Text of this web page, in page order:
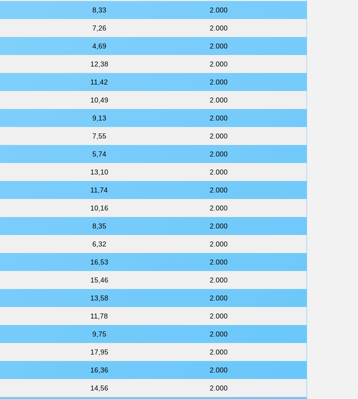
8,33 2.000
7,26 2.000
4,69 2.000
12,38 2.000
11,42 2.000
10,49 2.000
9,13 2.000
7,55 2.000
5,74 2.000
13,10 2.000
11,74 2.000
10,16 2.000
8,35 2.000
6,32 2.000
16,53 2.000
15,46 2.000
13,58 2.000
11,78 2.000
9,75 2.000
17,95 2.000
16,36 2.000
14,56 2.000